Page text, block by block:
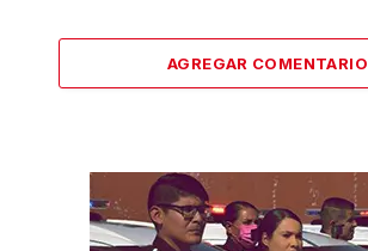
AGREGAR COMENTARIO